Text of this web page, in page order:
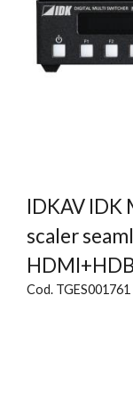
IDKAV IDK
scaler
Cod. TGES001761